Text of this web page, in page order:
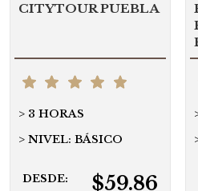
CITYTOUR PUEBLA
3 HORAS
NIVEL: BÁSICO
DESDE: $59.86